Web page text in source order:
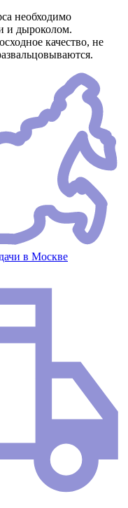
необходимо
и дыроколом.
качество, не
в Москве